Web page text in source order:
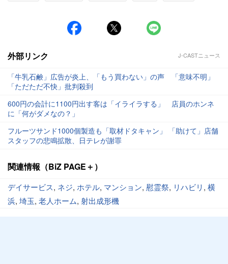
外部リンク J-CASTニュース
「牛乳石鹸」広告が炎上、「もう買わない」の声 「意味不明」
「ただただ不快」批判殺到
600円の会計に1100円出す客は「イライラする」 店員のホンネ
に「何がダメなの？」
フルーツサンド1000個製造も「取材ドタキャン」 「助けて」店舗
スタッフの悲鳴拡散、日テレが謝罪
関連情報（BiZ PAGE＋）
デイサービス, ネジ, ホテル, マンション, 慰霊祭, リハビリ , 横
浜, 埼玉, 老人ホーム, 射出成形機